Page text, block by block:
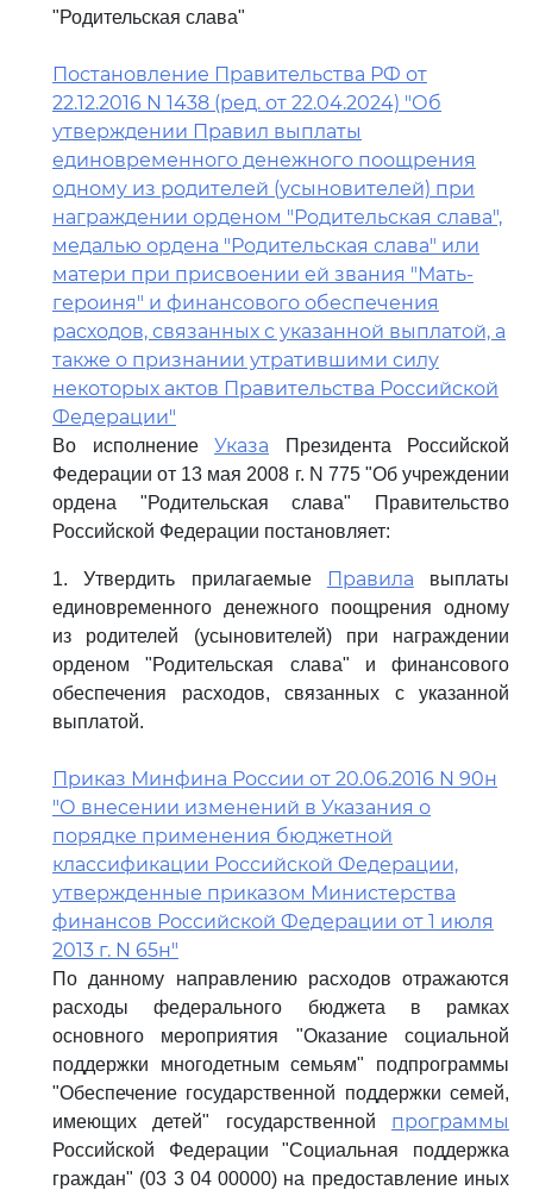
"Родительская слава"
Постановление Правительства РФ от
22.12.2016 N 1438 (ред. от 22.04.2024) "Об
утверждении Правил выплаты
единовременного денежного поощрения
одному из родителей (усыновителей) при
награждении орденом "Родительская слава",
медалью ордена "Родительская слава" или
матери при присвоении ей звания "Мать-
героиня" и финансового обеспечения
расходов, связанных с указанной выплатой, а
также о признании утратившими силу
некоторых актов Правительства Российской
Федерации"
Во исполнение Указа Президента Российской
Федерации от 13 мая 2008 г. N 775 "Об учреждении
ордена "Родительская слава" Правительство
Российской Федерации постановляет:
1. Утвердить прилагаемые Правила выплаты
единовременного денежного поощрения одному
из родителей (усыновителей) при награждении
орденом "Родительская слава" и финансового
обеспечения расходов, связанных с указанной
выплатой.
Приказ Минфина России от 20.06.2016 N 90н
"О внесении изменений в Указания о
порядке применения бюджетной
классификации Российской Федерации,
утвержденные приказом Министерства
финансов Российской Федерации от 1 июля
2013 г. N 65н"
По данному направлению расходов отражаются
расходы федерального бюджета в рамках
основного мероприятия "Оказание социальной
поддержки многодетным семьям" подпрограммы
"Обеспечение государственной поддержки семей,
имеющих детей" государственной программы
Российской Федерации "Социальная поддержка
граждан" (03 3 04 00000) на предоставление иных